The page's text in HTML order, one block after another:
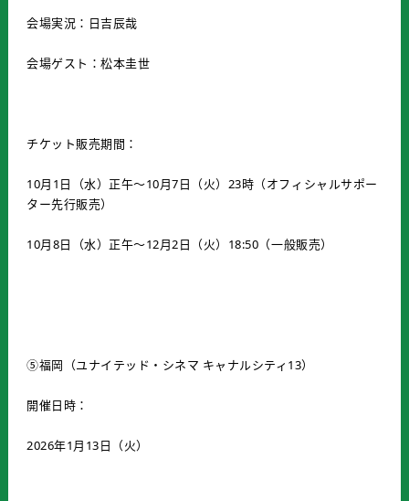
会場実況：日吉辰哉
会場ゲスト：松本圭世
チケット販売期間：
10月1日（水）正午～10月7日（火）23時（オフィシャルサポー
ター先行販売）
10月8日（水）正午～12月2日（火）18:50（一般販売）
⑤福岡（ユナイテッド・シネマ キャナルシティ13）
開催日時：
2026年1月13日（火）